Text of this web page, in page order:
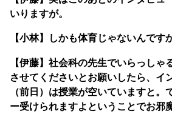
いりますが。
【小林】しかも体育じゃないんです
【伊藤】社会科の先生でいらっしゃ
させてくださいとお願いしたら、イ
（前日）は授業が空いていますと。
ー受けられますよということでお邪